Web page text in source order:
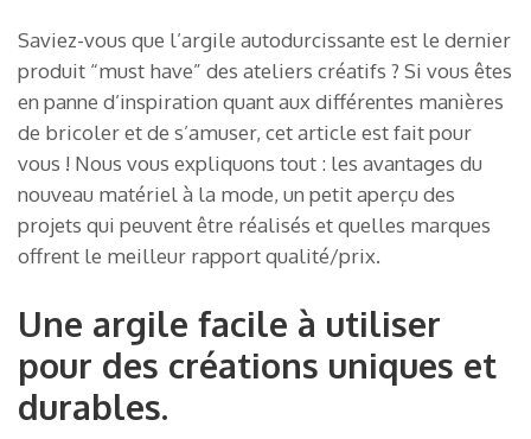
Saviez-vous que l’argile autodurcissante est le dernier
produit “must have” des ateliers créatifs ? Si vous êtes
en panne d’inspiration quant aux différentes manières
de bricoler et de s’amuser, cet article est fait pour
vous ! Nous vous expliquons tout : les avantages du
nouveau matériel à la mode, un petit aperçu des
projets qui peuvent être réalisés et quelles marques
offrent le meilleur rapport qualité/prix.
Une argile facile à utiliser
pour des créations uniques et
durables.